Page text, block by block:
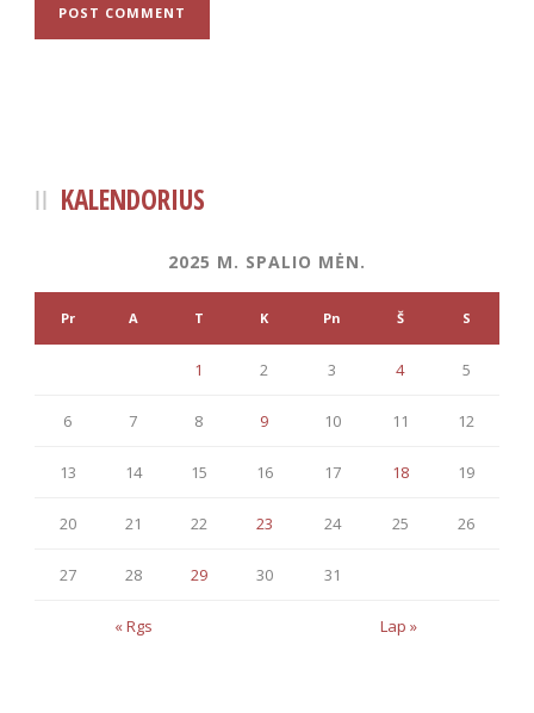
KALENDORIUS
2025 M. SPALIO MĖN.
Pr A T K Pn Š S
« Rgs Lap »
1 2 3 4 5
6 7 8 9 10 11 12
13 14 15 16 17 18 19
20 21 22 23 24 25 26
27 28 29 30 31